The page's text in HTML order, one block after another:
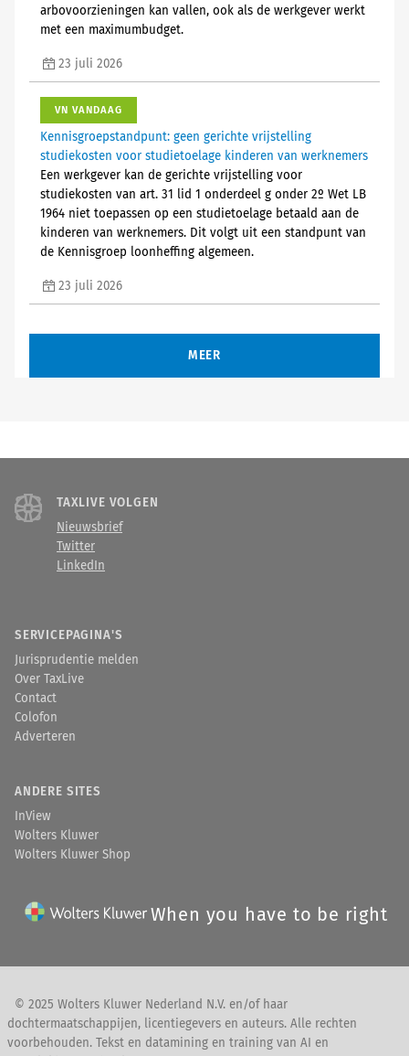
arbovoorzieningen kan vallen, ook als de werkgever werkt
met een maximumbudget.
23 juli 2026
VN VANDAAG
Kennisgroepstandpunt: geen gerichte vrijstelling
studiekosten voor studietoelage kinderen van werknemers
Een werkgever kan de gerichte vrijstelling voor
studiekosten van art. 31 lid 1 onderdeel g onder 2º Wet LB
1964 niet toepassen op een studietoelage betaald aan de
kinderen van werknemers. Dit volgt uit een standpunt van
de Kennisgroep loonheffing algemeen.
23 juli 2026
MEER
TAXLIVE VOLGEN
Nieuwsbrief
Twitter
LinkedIn
SERVICEPAGINA'S
Jurisprudentie melden
Over TaxLive
Contact
Colofon
Adverteren
ANDERE SITES
InView
Wolters Kluwer
Wolters Kluwer Shop
When you have to be right
© 2025 Wolters Kluwer Nederland N.V. en/of haar
dochtermaatschappijen, licentiegevers en auteurs. Alle rechten
voorbehouden. Tekst en datamining en training van AI en